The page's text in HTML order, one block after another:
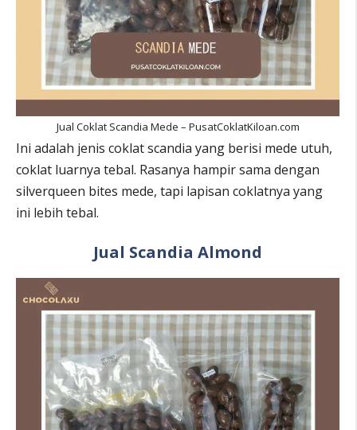
Jual Coklat Scandia Mede – PusatCoklatKiloan.com
Ini adalah jenis coklat scandia yang berisi mede utuh,
coklat luarnya tebal. Rasanya hampir sama dengan
silverqueen bites mede, tapi lapisan coklatnya yang
ini lebih tebal.
Jual Scandia Almond